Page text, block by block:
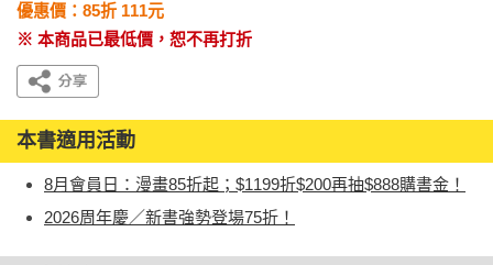
優惠價：85折 111元
※ 本商品已最低價，恕不再打折
本書適用活動
8月會員日：漫畫85折起；$1199折$200再抽$888購書金！
2026周年慶／新書強勢登場75折！